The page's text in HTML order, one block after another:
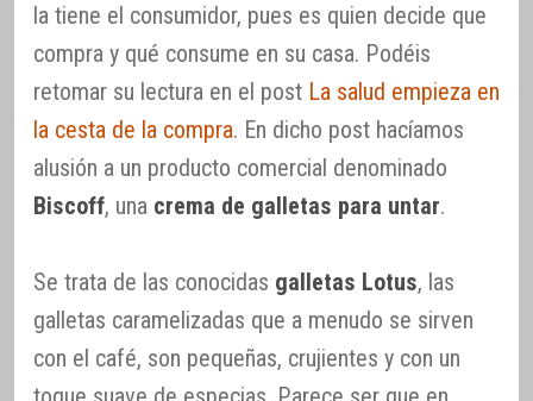
la tiene el consumidor, pues es quien decide que
compra y qué consume en su casa. Podéis
retomar su lectura en el post La salud empieza en
la cesta de la compra. En dicho post hacíamos
alusión a un producto comercial denominado
Biscoff, una crema de galletas para untar.
Se trata de las conocidas galletas Lotus, las
galletas caramelizadas que a menudo se sirven
con el café, son pequeñas, crujientes y con un